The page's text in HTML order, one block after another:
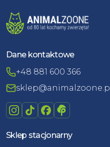
Dane kontaktowe
+48 881 600 366
sklep@animalzoone.pl
Sklep stacjonarny